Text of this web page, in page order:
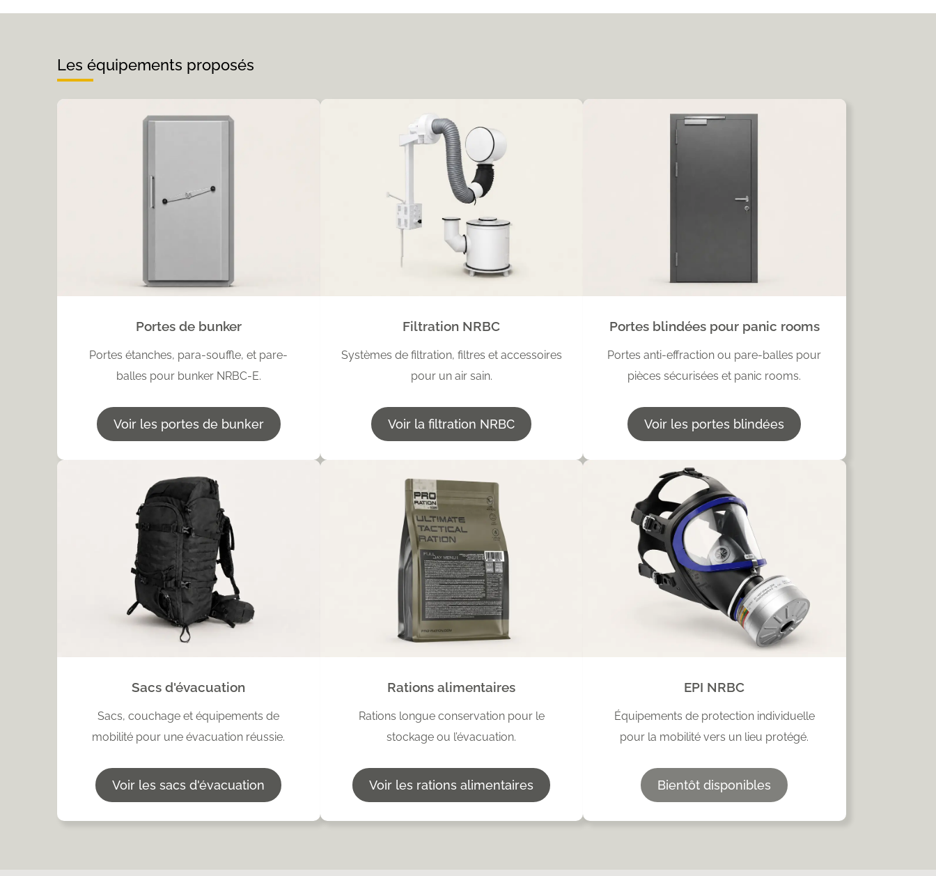
Les équipements proposés
Portes de bunker
Portes étanches, para-souffle, et pare-
balles pour bunker NRBC-E.
Voir les portes de bunker
Filtration NRBC
Systèmes de filtration, filtres et accessoires
pour un air sain.
Voir la filtration NRBC
Portes blindées pour panic rooms
Portes anti-effraction ou pare-balles pour
pièces sécurisées et panic rooms.
Voir les portes blindées
Sacs d'évacuation
Sacs, couchage et équipements de
mobilité pour une évacuation réussie.
Voir les sacs d'évacuation
Rations alimentaires
Rations longue conservation pour le
stockage ou l’évacuation.
Voir les rations alimentaires
EPI NRBC
Équipements de protection individuelle
pour la mobilité vers un lieu protégé.
Bientôt disponibles